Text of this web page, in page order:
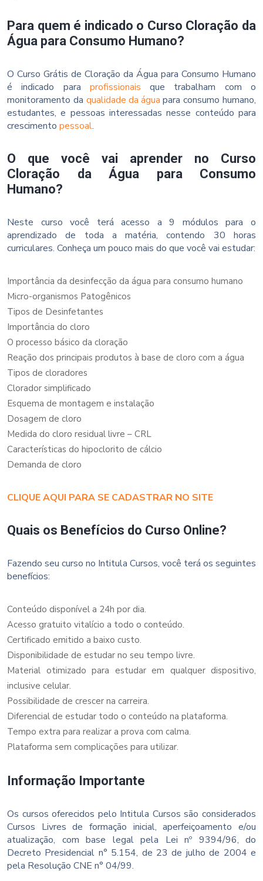
Para quem é indicado o Curso Cloração da
Água para Consumo Humano?
O Curso Grátis de Cloração da Água para Consumo Humano
é indicado para profissionais que trabalham com o
monitoramento da qualidade da água para consumo humano,
estudantes, e pessoas interessadas nesse conteúdo para
crescimento pessoal.
O que você vai aprender no Curso
Cloração da Água para Consumo
Humano?
Neste curso você terá acesso a 9 módulos para o
aprendizado de toda a matéria, contendo 30 horas
curriculares. Conheça um pouco mais do que você vai estudar:
Importância da desinfecção da água para consumo humano
Micro-organismos Patogênicos
Tipos de Desinfetantes
Importância do cloro
O processo básico da cloração
Reação dos principais produtos à base de cloro com a água
Tipos de cloradores
Clorador simplificado
Esquema de montagem e instalação
Dosagem de cloro
Medida do cloro residual livre – CRL
Características do hipoclorito de cálcio
Demanda de cloro
CLIQUE AQUI PARA SE CADASTRAR NO SITE
Quais os Benefícios do Curso Online?
Fazendo seu curso no Intitula Cursos, você terá os seguintes
benefícios:
Conteúdo disponível a 24h por dia.
Acesso gratuito vitalício a todo o conteúdo.
Certificado emitido a baixo custo.
Disponibilidade de estudar no seu tempo livre.
Material otimizado para estudar em qualquer dispositivo,
inclusive celular.
Possibilidade de crescer na carreira.
Diferencial de estudar todo o conteúdo na plataforma.
Tempo extra para realizar a prova com calma.
Plataforma sem complicações para utilizar.
Informação Importante
Os cursos oferecidos pelo Intitula Cursos são considerados
Cursos Livres de formação inicial, aperfeiçoamento e/ou
atualização, com base legal pela Lei nº 9394/96, do
Decreto Presidencial n° 5.154, de 23 de julho de 2004 e
pela Resolução CNE n° 04/99.